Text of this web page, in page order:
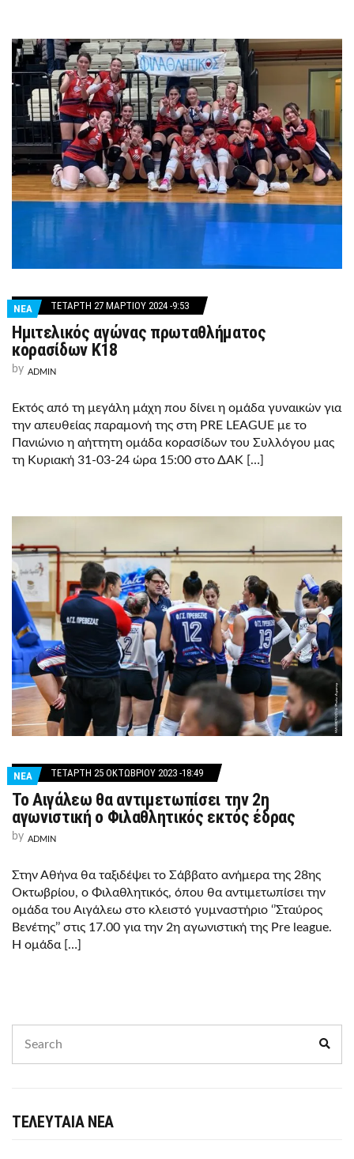
ΝΕΑ ΤΕΤΆΡΤΗ 27 ΜΑΡΤΊΟΥ 2024 -9:53
Ημιτελικός αγώνας πρωταθλήματος
κορασίδων Κ18
by ADMIN
Εκτός από τη μεγάλη μάχη που δίνει η ομάδα γυναικών για
την απευθείας παραμονή της στη PRE LEAGUE με το
Πανιώνιο η αήττητη ομάδα κορασίδων του Συλλόγου μας
τη Κυριακή 31-03-24 ώρα 15:00 στο ΔΑΚ […]
ΝΕΑ ΤΕΤΆΡΤΗ 25 ΟΚΤΩΒΡΊΟΥ 2023 -18:49
Το Αιγάλεω θα αντιμετωπίσει την 2η
αγωνιστική ο Φιλαθλητικός εκτός έδρας
by ADMIN
Στην Αθήνα θα ταξιδέψει το Σάββατο ανήμερα της 28ης
Οκτωβρίου, ο Φιλαθλητικός, όπου θα αντιμετωπίσει την
ομάδα του Αιγάλεω στο κλειστό γυμναστήριο ‘’Σταύρος
Βενέτης’’ στις 17.00 για την 2η αγωνιστική της Pre league.
Η ομάδα […]
for:
ΤΕΛΕΥΤΑΙΑ ΝΕΑ